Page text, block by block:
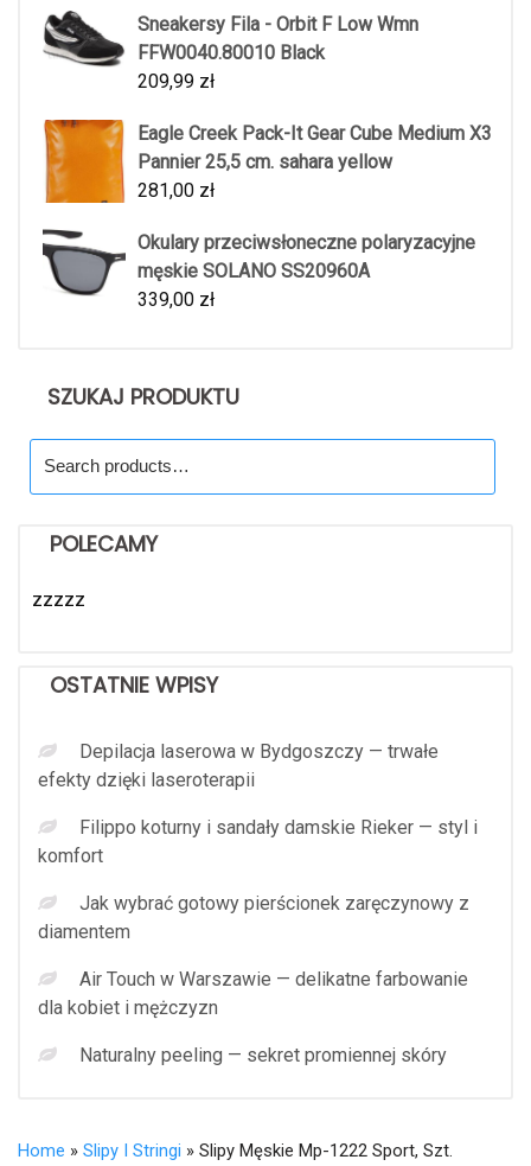
Sneakersy Fila - Orbit F Low Wmn
FFW0040.80010 Black
209,99 zł
Eagle Creek Pack-It Gear Cube Medium X3
Pannier 25,5 cm. sahara yellow
281,00 zł
Okulary przeciwsłoneczne polaryzacyjne
męskie SOLANO SS20960A
339,00 zł
SZUKAJ PRODUKTU
for:
POLECAMY
zzzzz
OSTATNIE WPISY
Depilacja laserowa w Bydgoszczy — trwałe
efekty dzięki laseroterapii
Filippo koturny i sandały damskie Rieker — styl i
komfort
Jak wybrać gotowy pierścionek zaręczynowy z
diamentem
Air Touch w Warszawie — delikatne farbowanie
dla kobiet i mężczyzn
Naturalny peeling — sekret promiennej skóry
Home » Slipy I Stringi » Slipy Męskie Mp-1222 Sport, Szt.